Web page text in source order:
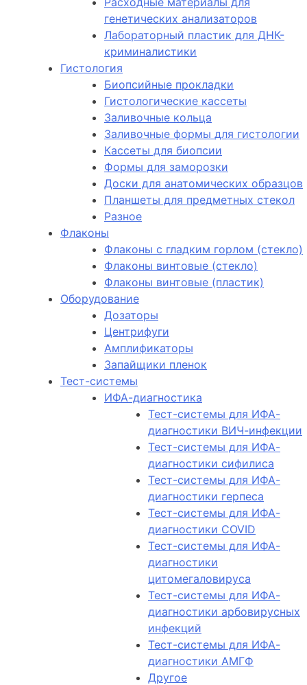
генетических анализаторов
Лабораторный пластик для ДНК-
криминалистики
Гистология
Биопсийные прокладки
Гистологические кассеты
Заливочные кольца
Заливочные формы для гистологии
Кассеты для биопсии
Формы для заморозки
Доски для анатомических образцов
Планшеты для предметных стекол
Разное
Флаконы
Флаконы с гладким горлом (стекло)
Флаконы винтовые (стекло)
Флаконы винтовые (пластик)
Оборудование
Дозаторы
Центрифуги
Амплификаторы
Запайщики пленок
Тест-системы
ИФА-диагностика
Тест-системы для ИФА-
диагностики ВИЧ-инфекции
Тест-системы для ИФА-
диагностики сифилиса
Тест-системы для ИФА-
диагностики герпеса
Тест-системы для ИФА-
диагностики COVID
Тест-системы для ИФА-
диагностики
цитомегаловируса
Тест-системы для ИФА-
диагностики арбовирусных
инфекций
Тест-системы для ИФА-
диагностики АМГФ
Другое